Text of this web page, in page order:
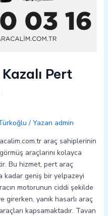
Pert
/ Yazan admin
araç sahiplerinin
araçlarını kolayca
Bu hizmet, pert araç
kadar geniş bir yelpazeyi
motorunun ciddi şekilde
girerken, yanık hasarlı araç
kapsamaktadır. Tavan